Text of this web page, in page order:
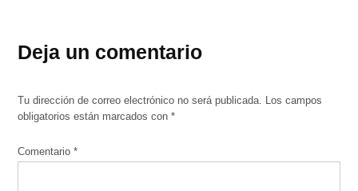
Deja un comentario
Tu dirección de correo electrónico no será publicada. Los campos
obligatorios están marcados con*
Comentario*